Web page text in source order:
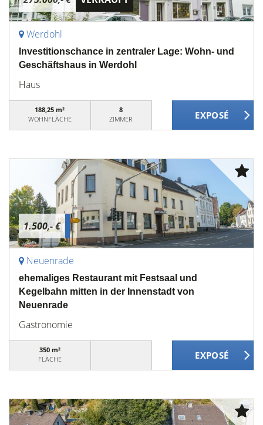
Werdohl
Investitionschance in zentraler Lage: Wohn- und
Geschäftshaus in Werdohl
Haus
188,25 m²
WOHNFLÄCHE
8
ZIMMER
1.500,- €
Neuenrade
ehemaliges Restaurant mit Festsaal und
Kegelbahn mitten in der Innenstadt von
Neuenrade
Gastronomie
350 m²
FLÄCHE